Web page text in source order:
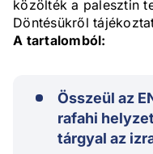
közölték a palesztin
Döntésükről
A tartalomból:
Összeül az
rafahi
tárgyal az